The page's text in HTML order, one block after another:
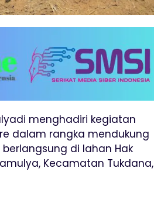
menghadiri kegiatan
dalam rangka mendukung
di lahan Hak
Kecamatan Tukdana,